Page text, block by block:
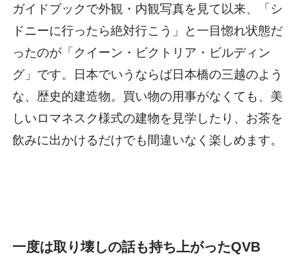
ガイドブックで外観・内観写真を見て以来、「シ
ドニーに行ったら絶対行こう」と一目惚れ状態だ
ったのが「クイーン・ビクトリア・ビルディン
グ」です。日本でいうならば日本橋の三越のよう
な、歴史的建造物。買い物の用事がなくても、美
しいロマネスク様式の建物を見学したり、お茶を
飲みに出かけるだけでも間違いなく楽しめます。
一度は取り壊しの話も持ち上がったQVB